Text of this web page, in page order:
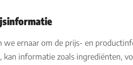
we ernaar om de prijs- en
informatie zoals ingrediënten,